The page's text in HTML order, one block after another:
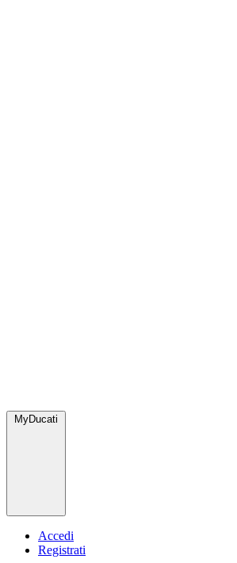
MyDucati
Accedi
Registrati